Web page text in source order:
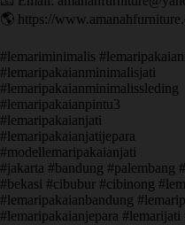
🌎 https://
#lemariminimalis
#lemaripakaianminimalisjati
#lemaripakaianminimalissleding
#lemaripakaianpintu3
#lemaripakaianjati
#lemaripakaianjatijepara
#modellemaripakaianjati
#jakarta #bandung #palembang
#bekasi #cibubur #cibinong
#lemaripakaianbandung
#lemaripakaianjepara